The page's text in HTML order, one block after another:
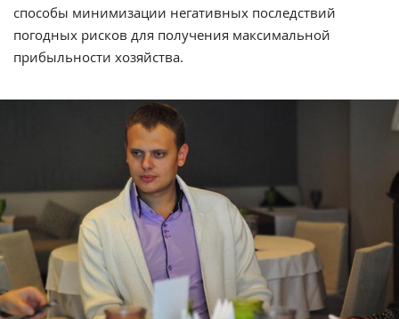
способы минимизации негативных последствий
погодных рисков для получения максимальной
прибыльности хозяйства.